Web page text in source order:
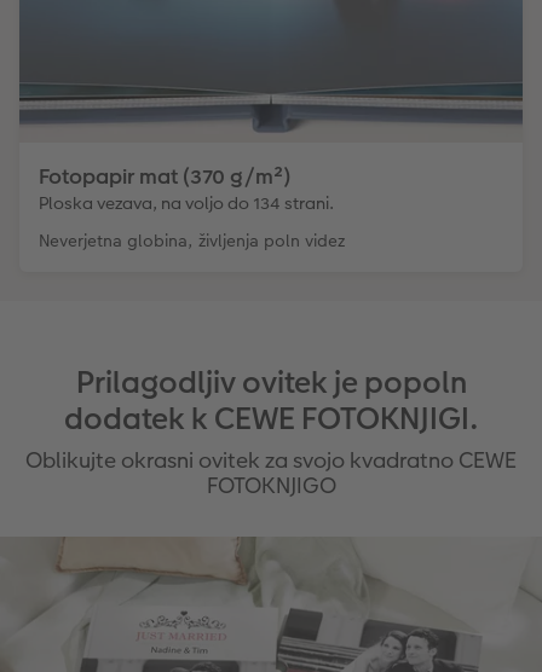
Fotopapir mat (370 g/m²)
Ploska vezava, na voljo do 134 strani.
Neverjetna globina, življenja poln videz
Prilagodljiv ovitek je popoln
dodatek k CEWE FOTOKNJIGI.
Oblikujte okrasni ovitek za svojo kvadratno CEWE
FOTOKNJIGO